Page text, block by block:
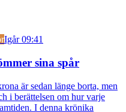
Igår 09:41
sina spår
är sedan länge borta, men
i berättelsen om hur varje
I denna krönika